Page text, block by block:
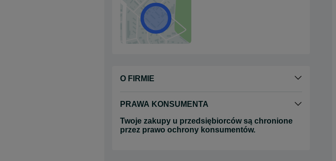
O FIRMIE
PRAWA KONSUMENTA
Twoje zakupy u przedsiębiorców są chronione
przez prawo ochrony konsumentów.